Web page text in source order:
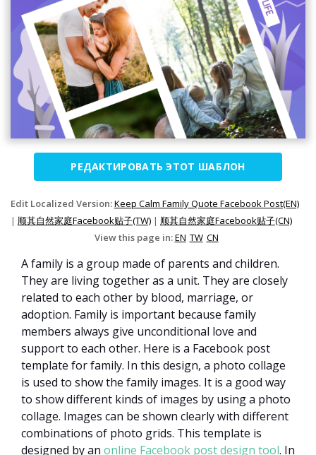
РЕДАКТИРОВАТЬ ЭТОТ ШАБЛОН
Edit Localized Version:Keep Calm Family Quote Facebook Post(EN)
| 顺其自然家庭Facebook贴子(TW) | 顺其自然家庭Facebook贴子(CN)
View this page in:EN TW CN
A family is a group made of parents and children.
They are living together as a unit. They are closely
related to each other by blood, marriage, or
adoption. Family is important because family
members always give unconditional love and
support to each other. Here is a Facebook post
template for family. In this design, a photo collage
is used to show the family images. It is a good way
to show different kinds of images by using a photo
collage. Images can be shown clearly with different
combinations of photo grids. This template is
designed by an online Facebook post design tool. In